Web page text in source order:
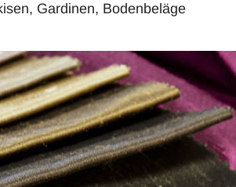
Gardinen, Bodenbeläge